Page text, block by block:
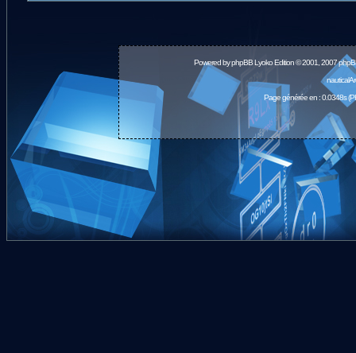
Powered byphpBBLyoko Edition © 2001, 2007
Page générée en : 0.0348s